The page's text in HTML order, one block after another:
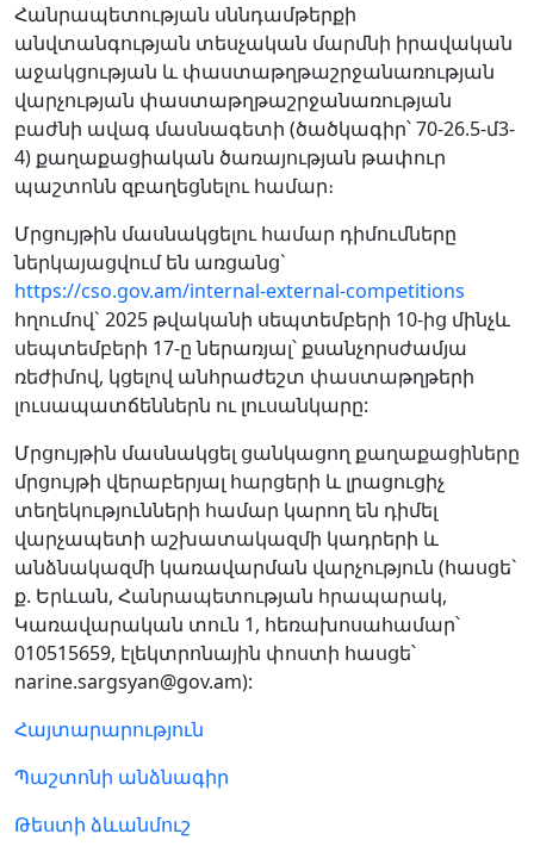
Հանրապետության սննդամթերքի
անվտանգության տեսչական մարմնի իրավական
աջակցության և փաստաթղթաշրջանառության
վարչության փաստաթղթաշրջանառության
բաժնի ավագ մասնագետի (ծածկագիր՝ 70-26.5-մ3-
4) քաղաքացիական ծառայության թափուր
պաշտոնն զբաղեցնելու համար։
Մրցույթին մասնակցելու համար դիմումները
ներկայացվում են առցանց`
https://cso.gov.am/internal-external-competitions
հղումով` 2025 թվականի սեպտեմբերի 10-ից մինչև
սեպտեմբերի 17-ը ներառյալ՝ քսանչորսժամյա
ռեժիմով, կցելով անհրաժեշտ փաստաթղթերի
լուսապատճեններն ու լուսանկարը:
Մրցույթին մասնակցել ցանկացող քաղաքացիները
մրցույթի վերաբերյալ հարցերի և լրացուցիչ
տեղեկությունների համար կարող են դիմել
վարչապետի աշխատակազմի կադրերի և
անձնակազմի կառավարման վարչություն (հասցե`
ք. Երևան, Հանրապետության hրապարակ,
Կառավարական տուն 1, հեռախոսահամար՝
010515659, էլեկտրոնային փոստի հասցե՝
narine.sargsyan@gov.am):
Հայտարարություն
Պաշտոնի անձնագիր
Թեստի ձևանմուշ